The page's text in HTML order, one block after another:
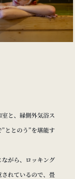
と、縁側外気浴ス
ととのう”を堪能す
がら、ロッキング
れているので、畳